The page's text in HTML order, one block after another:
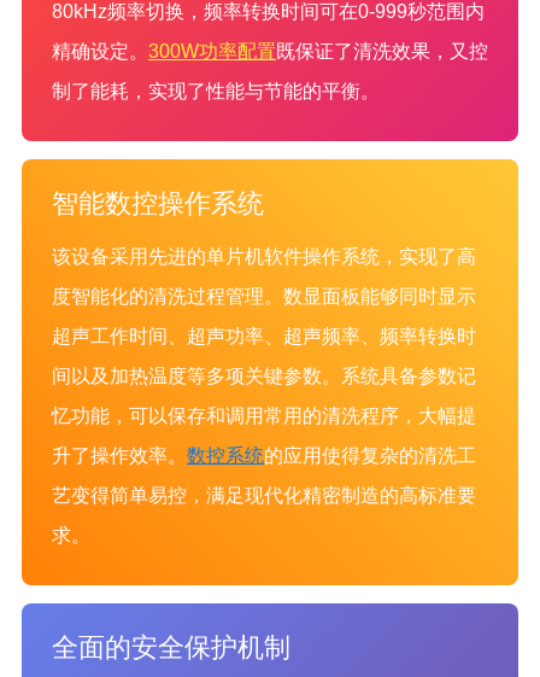
80kHz频率切换，频率转换时间可在0-999秒范围内
精确设定。 300W功率配置既保证了清洗效果，又控
制了能耗，实现了性能与节能的平衡。
智能数控操作系统
该设备采用先进的单片机软件操作系统，实现了高
度智能化的清洗过程管理。数显面板能够同时显示
超声工作时间、超声功率、超声频率、频率转换时
间以及加热温度等多项关键参数。系统具备参数记
忆功能，可以保存和调用常用的清洗程序，大幅提
升了操作效率。 数控系统的应用使得复杂的清洗工
艺变得简单易控，满足现代化精密制造的高标准要
求。
全面的安全保护机制